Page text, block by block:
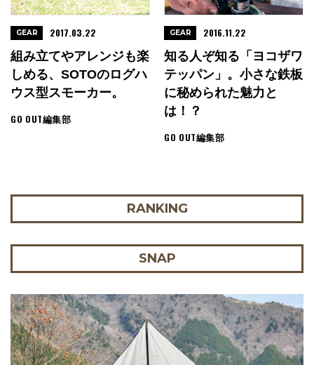
組み立てやアレンジも楽
しめる、SOTOのログハ
ウス型スモーカー。
GO OUT編集部
GEAR 2017.03.22
知る人ぞ知る「ヨコザワ
テッパン」。小さな鉄板
に秘められた魅力と
は！？
GO OUT編集部
GEAR 2016.11.22
RANKING
SNAP